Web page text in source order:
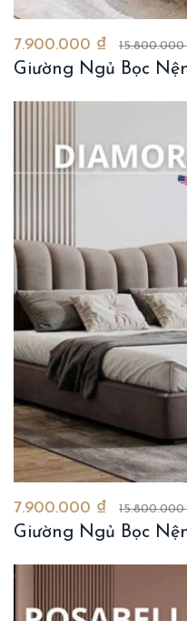
7.900.000 ₫
Giường Ngủ Bọc
7.900.000 ₫
Giường Ngủ Bọc